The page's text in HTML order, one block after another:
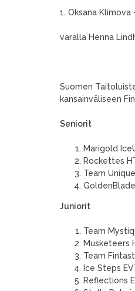
1. Oksana Klimova
varalla Henna
Suomen
kansainväliseen
Seniorit
Marigold
Rockettes
Team
Juniorit
Team
Musketeers
Team
Ice Steps
Reflections